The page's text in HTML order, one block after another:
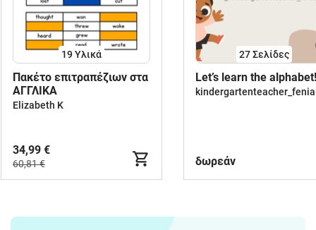
19 Υλικά
Πακέτο επιτραπέζιων στα
ΑΓΓΛΙΚΑ
Elizabeth K
34,99 €
60,81 €
27Σελίδες
Let’s learn the alphabet!
kindergartenteacher_fenia
δωρεάν